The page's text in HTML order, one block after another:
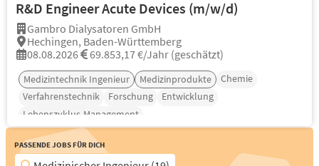
R&D Engineer Acute Devices (m/w/d)
Gambro Dialysatoren GmbH
Hechingen, Baden-Württemberg
08.08.2026
69.853,17 €/Jahr (geschätzt)
Medizintechnik Ingenieur Medizinprodukte
Chemie
Verfahrenstechnik
Forschung
Entwicklung
Lebenszyklus-Management
Passende Jobs für Dich